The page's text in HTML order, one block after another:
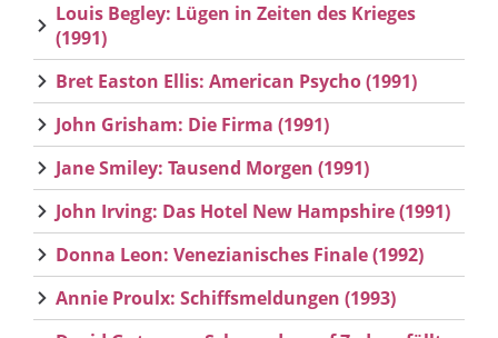
Louis Begley: Lügen in Zeiten des Krieges
(1991)
Bret Easton Ellis: American Psycho (1991)
John Grisham: Die Firma (1991)
Jane Smiley: Tausend Morgen (1991)
John Irving: Das Hotel New Hampshire (1991)
Donna Leon: Venezianisches Finale (1992)
Annie Proulx: Schiffsmeldungen (1993)